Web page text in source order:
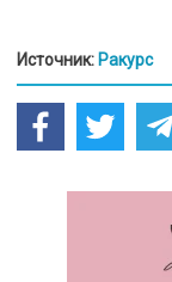
Источник: Ракурс